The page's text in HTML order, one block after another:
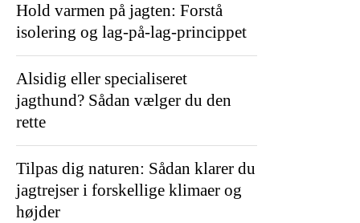
Hold varmen på jagten: Forstå
isolering og lag-på-lag-princippet
Alsidig eller specialiseret
jagthund? Sådan vælger du den
rette
Tilpas dig naturen: Sådan klarer du
jagtrejser i forskellige klimaer og
højder